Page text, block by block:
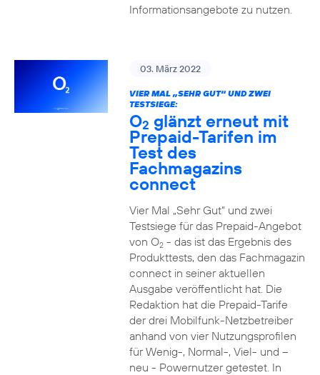
Informationsangebote zu nutzen.
03. März 2022
VIER MAL „SEHR GUT“ UND ZWEI
TESTSIEGE:
O2 glänzt erneut mit
Prepaid-Tarifen im
Test des
Fachmagazins
connect
Vier Mal „Sehr Gut“ und zwei
Testsiege für das Prepaid-Angebot
von O2- das ist das Ergebnis des
Produkttests, den das Fachmagazin
connect in seiner aktuellen
Ausgabe veröffentlicht hat. Die
Redaktion hat die Prepaid-Tarife
der drei Mobilfunk-Netzbetreiber
anhand von vier Nutzungsprofilen
für Wenig-, Normal-, Viel- und –
neu - Powernutzer getestet. In